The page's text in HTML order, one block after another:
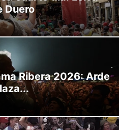
Duero
Ribera 2026: Arde